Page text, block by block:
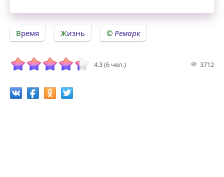
Время Жизнь Ремарк
4.3 (6 чел.) 3712